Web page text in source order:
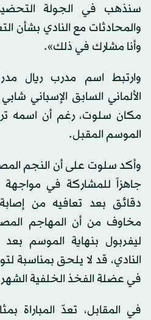
سنذهب في الجولة
والمحادثات مع النادي بشأن
وأنا مشارك في ذلك».
وارتبط اسم مدرب ريال
الألماني السابق الإسباني
مكان سلوت، رغم أن اسمه
الموسم المقبل.
وأكد سلوت على أن النجم
جاهزاً للمشاركة في مواجهة
دقائق بعد تعافيه من
مخاوف من أن المهاجم
ليفربول بنهاية الموسم
النادي، قد لا يلحق بمناسبة
في عضلة الفخذ الخلفية
في المقابل، تعدّ المباراة